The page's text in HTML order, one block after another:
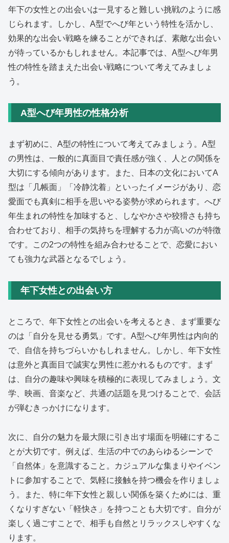
年下の女性との出会いは一見すると難しい挑戦のように感
じられます。しかし、A型でへび年という特性を活かし、
効果的な出会い戦略を練ることができれば、素敵な出会い
が待っているかもしれません。本記事では、A型へび年男
性の特性を踏まえた出会い戦略について考えてみましょ
う。
A型へび年男性の性格分析
まず初めに、A型の特性について考えてみましょう。A型
の男性は、一般的に真面目で責任感が強く、人との関係を
大切にする傾向があります。また、日本の文化においてA
型は「几帳面」「冷静沈着」といったイメージがあり、恋
愛面でも真剣に相手を思いやる姿勢が求められます。へび
年生まれの特性を加味すると、しなやかさや狡猾さも持ち
合わせており、相手の気持ちを理解する力が高いのが特徴
です。この2つの特性を組み合わせることで、恋愛におい
ても強力な武器となるでしょう。
年下女性との出会い方
ところで、年下女性との出会いを考えるとき、まず重要な
のは「自分を見せる勇気」です。A型へび年男性は内向的
で、自信を持ちづらいかもしれません。しかし、年下女性
は意外と真面目で誠実な男性に惹かれるものです。まず
は、自分の趣味や興味を積極的に表現してみましょう。文
学、映画、音楽など、共通の話題を見つけることで、会話
が弾むきっかけになります。
次に、自分の魅力を最大限に引き出す場面を明確にするこ
とが大切です。例えば、生活の中でのあらゆるシーンで
「自然体」を意識すること。カジュアルな集まりやイベン
トに参加することで、気軽に接触を持つ機会を作りましょ
う。また、特に年下女性と親しい関係を築くためには、重
くなりすぎない「軽快さ」を持つことも大切です。自分が
楽しく過ごすことで、相手も自然とリラックスしやすくな
ります。